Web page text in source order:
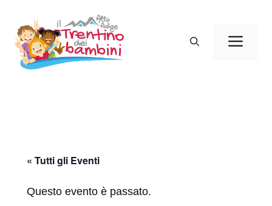
contenuto
« Tutti gli Eventi
Questo evento è passato.